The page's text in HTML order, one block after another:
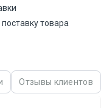
товара
Отзывы клиентов